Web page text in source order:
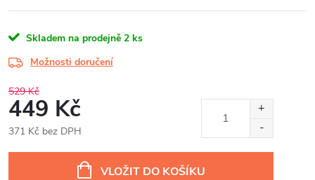
Skladem na prodejně 2 ks
Možnosti doručení
529 Kč
449 Kč
371 Kč bez DPH
VLOŽIT DO KOŠÍKU